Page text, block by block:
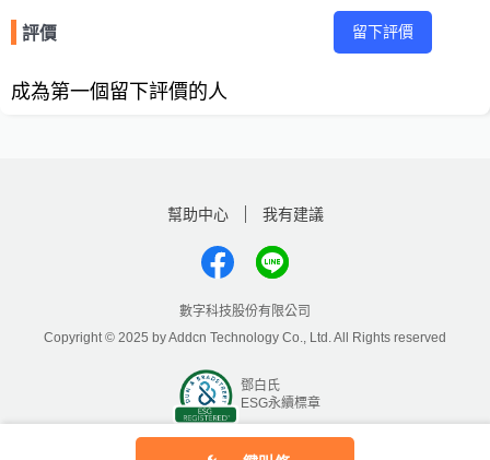
評價 留下評價
成為第一個留下評價的人
幫助中心 我有建議
數字科技股份有限公司
Copyright © 2025 by Addcn Technology Co., Ltd. All Rights reserved
鄧白氏
ESG永續標章